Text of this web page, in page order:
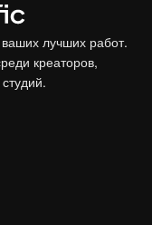
лучших работ.
креаторов,